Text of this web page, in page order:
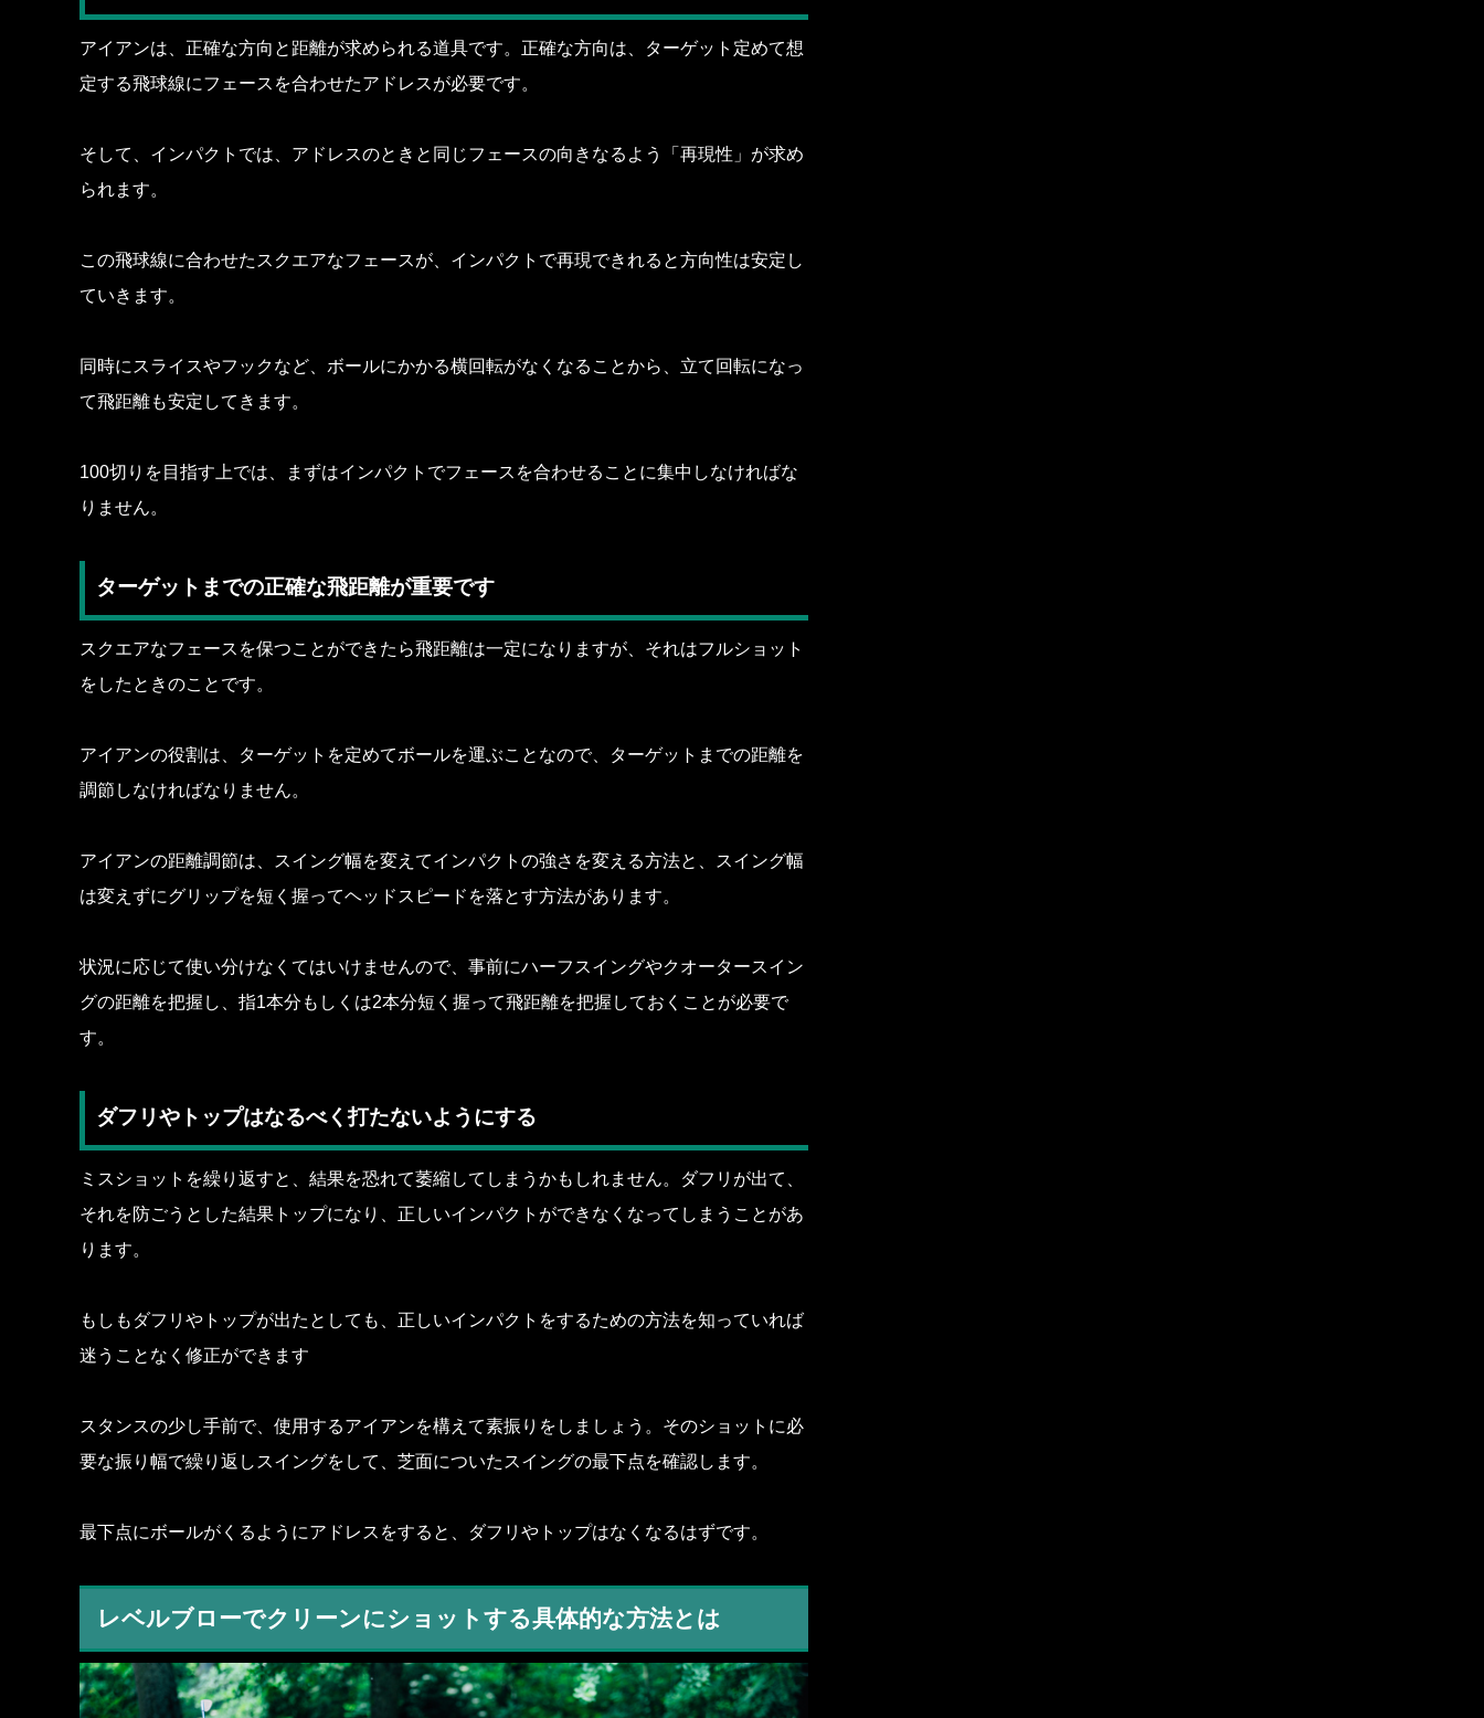
アイアンは、正確な方向と距離が求められる道具です。正確な方向は、ターゲット定めて想
定する飛球線にフェースを合わせたアドレスが必要です。
そして、インパクトでは、アドレスのときと同じフェースの向きなるよう「再現性」が求め
られます。
この飛球線に合わせたスクエアなフェースが、インパクトで再現できれると方向性は安定し
ていきます。
同時にスライスやフックなど、ボールにかかる横回転がなくなることから、立て回転になっ
て飛距離も安定してきます。
100切りを目指す上では、まずはインパクトでフェースを合わせることに集中しなければな
りません。
ターゲットまでの正確な飛距離が重要です
スクエアなフェースを保つことができたら飛距離は一定になりますが、それはフルショット
をしたときのことです。
アイアンの役割は、ターゲットを定めてボールを運ぶことなので、ターゲットまでの距離を
調節しなければなりません。
アイアンの距離調節は、スイング幅を変えてインパクトの強さを変える方法と、スイング幅
は変えずにグリップを短く握ってヘッドスピードを落とす方法があります。
状況に応じて使い分けなくてはいけませんので、事前にハーフスイングやクオータースイン
グの距離を把握し、指1本分もしくは2本分短く握って飛距離を把握しておくことが必要で
す。
ダフリやトップはなるべく打たないようにする
ミスショットを繰り返すと、結果を恐れて萎縮してしまうかもしれません。ダフリが出て、
それを防ごうとした結果トップになり、正しいインパクトができなくなってしまうことがあ
ります。
もしもダフリやトップが出たとしても、正しいインパクトをするための方法を知っていれば
迷うことなく修正ができます
スタンスの少し手前で、使用するアイアンを構えて素振りをしましょう。そのショットに必
要な振り幅で繰り返しスイングをして、芝面についたスイングの最下点を確認します。
最下点にボールがくるようにアドレスをすると、ダフリやトップはなくなるはずです。
レベルブローでクリーンにショットする具体的な方法とは